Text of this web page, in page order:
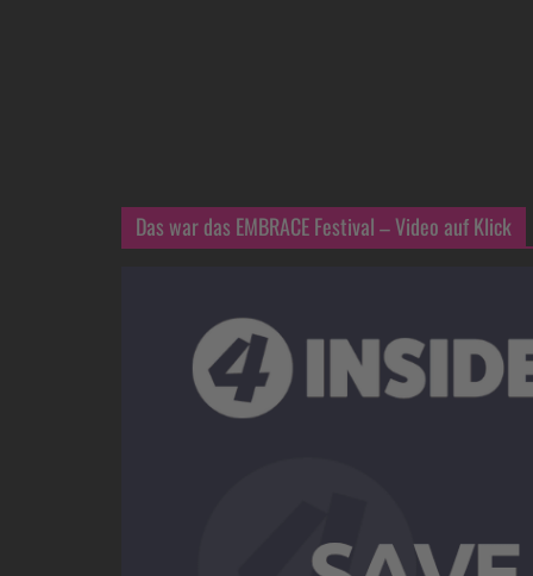
Das war das EMBRACE Festival – Video auf Klick